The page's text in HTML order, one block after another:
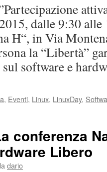
dalle 9:30
H“, in Via
la “Libertà”
sul software e
, Eventi, Linux, LinuxDay,
conferenza
Libero
dario